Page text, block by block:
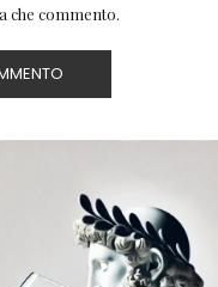
che commento.